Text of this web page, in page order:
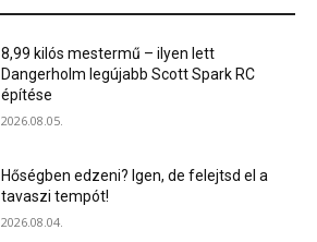
8,99 kilós mestermű – ilyen lett
Dangerholm legújabb Scott Spark RC
építése
2026.08.05.
Hőségben edzeni? Igen, de felejtsd el a
tavaszi tempót!
2026.08.04.